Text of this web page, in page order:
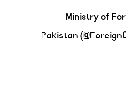
— Ministry of
Pakistan